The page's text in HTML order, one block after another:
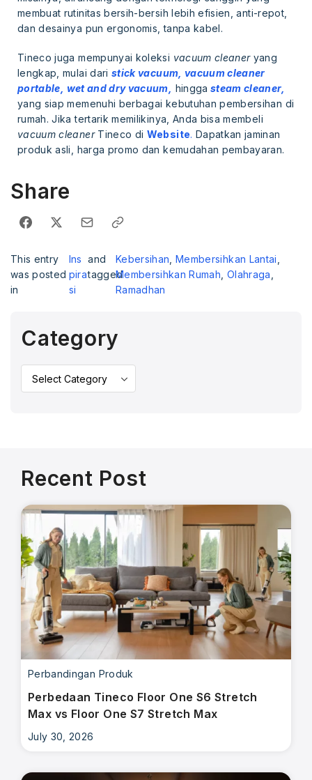
membuat rutinitas bersih-bersih lebih efisien, anti-repot,
dan desainya pun ergonomis, tanpa kabel.
Tineco juga mempunyai koleksi vacuum cleaneryang
lengkap, mulai dari stick vacuum, vacuum cleaner
portable, wet and dry vacuum, hingga steam cleaner,
yang siap memenuhi berbagai kebutuhan pembersihan di
rumah. Jika tertarik memilikinya, Anda bisa membeli
vacuum cleanerTineco di Website. Dapatkan jaminan
produk asli, harga promo dan kemudahan pembayaran.
Share
This entry
was posted
in
Ins
pira
si
and
tagged
Kebersihan,Membersihkan Lantai,
Membersihkan Rumah, Olahraga,
Ramadhan
Category
Recent Post
Perbandingan Produk
Perbedaan Tineco Floor One S6 Stretch
Max vs Floor One S7 Stretch Max
July 30, 2026